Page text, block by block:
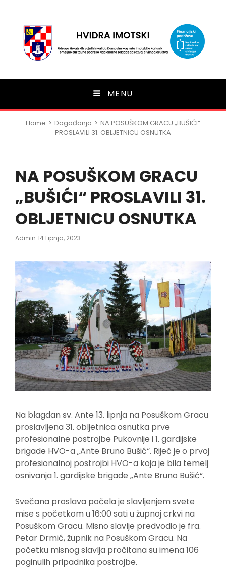
HVIDRA Imotski
MENU
Home > Događanja > NA POSUŠKOM GRACU „BUŠIĆI“
PROSLAVILI 31. OBLJETNICU OSNUTKA
NA POSUŠKOM GRACU
„BUŠIĆI“ PROSLAVILI 31.
OBLJETNICU OSNUTKA
Admin Posted
14 Lipnja, 2023
Na blagdan sv. Ante 13. lipnja na Posuškom Gracu
proslavljena 31. obljetnica osnutka prve
profesionalne postrojbe Pukovnije i 1. gardijske
brigade HVO-a „Ante Bruno Bušić“. Riječ je o prvoj
profesionalnoj postrojbi HVO-a koja je bila temelj
osnivanja 1. gardijske brigade „Ante Bruno Bušić“.
Svečana proslava počela je slavljenjem svete
mise s početkom u 16:00 sati u župnoj crkvi na
Posuškom Gracu. Misno slavlje predvodio je fra.
Petar Drmić, župnik na Posuškom Gracu. Na
početku misnog slavlja pročitana su imena 106
poginulih pripadnika postrojbe.